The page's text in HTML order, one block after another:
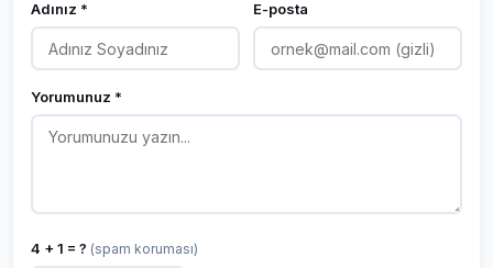
Adınız * E-posta
Yorumunuz *
4 + 1 = ? (spam koruması)